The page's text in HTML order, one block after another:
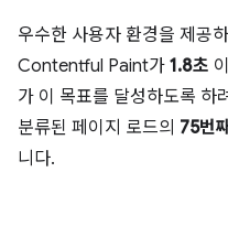
우수한 사용자 환경을 제공
Contentful Paint가 1.8초
가 이 목표를 달성하도록 하
분류된 페이지 로드의 75번
니다.